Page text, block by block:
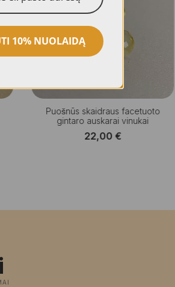
Puošnūs skaidraus facetuoto
gintaro auskarai vinukai
22,00 €
10% NUOLAIDĄ